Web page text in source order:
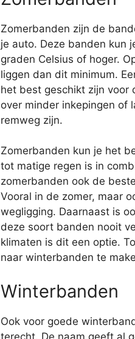
Zomerbanden zijn de
je auto. Deze banden kun
graden Celsius of hoger.
liggen dan dit minimum.
het best geschikt zijn voor
over minder inkepingen of
remweg zijn.
Zomerbanden kun je het
tot matige regen is in
zomerbanden ook de
Vooral in de zomer, maar
wegligging. Daarnaast is
deze soort banden nooit
klimaten is dit een optie.
naar winterbanden te
Winterbanden
Ook voor goede
terecht. De naam geeft al